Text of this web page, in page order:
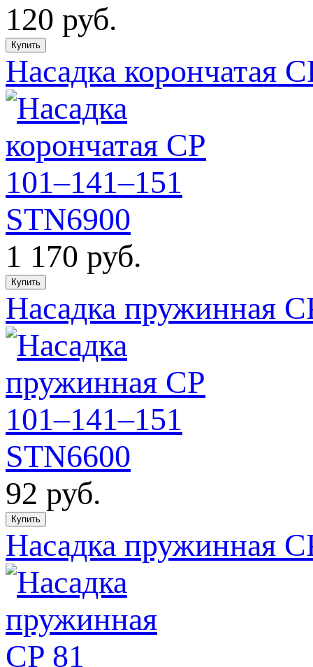
120 руб.
Насадка корончатая
1 170 руб.
Насадка пружинная
92 руб.
Насадка пружинная